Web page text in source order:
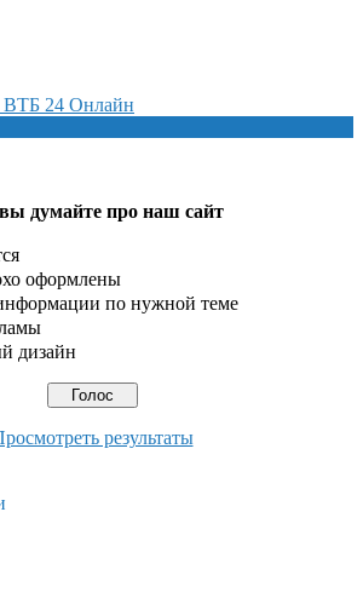
ВТБ 24 Онлайн
думайте про наш сайт
оформлены
по нужной теме
дизайн
результаты